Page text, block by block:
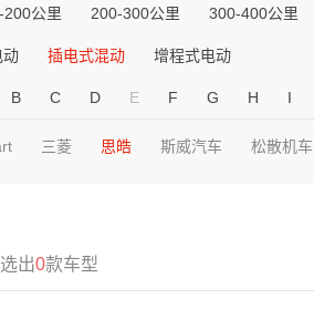
200公里 200-300公里 300-400公里
动 插电式混动 增程式电动
B C D E F G H I
三菱 思皓 斯威汽车 松散机车
出0款车型